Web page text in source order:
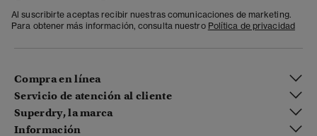
Al suscribirte aceptas recibir nuestras comunicaciones de marketing.
Para obtener más información, consulta nuestro Política de privacidad
Compra en línea
Servicio de atención al cliente
Superdry, la marca
Información